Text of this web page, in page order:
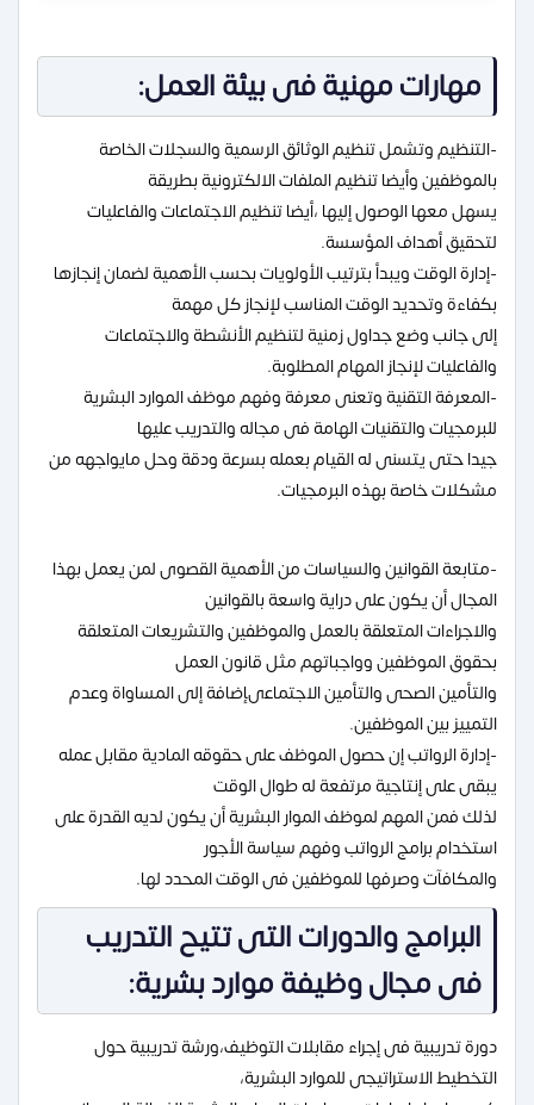
مهارات مهنية فى بيئة العمل:
-التنظيم وتشمل تنظيم الوثائق الرسمية والسجلات الخاصة
بالموظفين وأيضا تنظيم الملفات الالكترونية بطريقة
يسهل معها الوصول إليها ،أيضا تنظيم الاجتماعات والفاعليات
لتحقيق أهداف المؤسسة.
-إدارة الوقت ويبدأ بترتيب الأولويات بحسب الأهمية لضمان إنجازها
بكفاءة وتحديد الوقت المناسب لإنجاز كل مهمة
إلى جانب وضع جداول زمنية لتنظيم الأنشطة والاجتماعات
والفاعليات لإنجاز المهام المطلوبة.
-المعرفة التقنية وتعنى معرفة وفهم موظف الموارد البشرية
للبرمجيات والتقنيات الهامة فى مجاله والتدريب عليها
جيدا حتى يتسنى له القيام بعمله بسرعة ودقة وحل مايواجهه من
مشكلات خاصة بهذه البرمجيات.
-متابعة القوانين والسياسات من الأهمية القصوى لمن يعمل بهذا
المجال أن يكون على دراية واسعة بالقوانين
والاجراءات المتعلقة بالعمل والموظفين والتشريعات المتعلقة
بحقوق الموظفين وواجباتهم مثل قانون العمل
والتأمين الصحى والتأمين الاجتماعىإضافة إلى المساواة وعدم
التمييز بين الموظفين.
-إدارة الرواتب إن حصول الموظف على حقوقه المادية مقابل عمله
يبقى على إنتاجية مرتفعة له طوال الوقت
لذلك فمن المهم لموظف الموار البشرية أن يكون لديه القدرة على
استخدام برامج الرواتب وفهم سياسة الأجور
والمكافآت وصرفها للموظفين فى الوقت المحدد لها.
البرامج والدورات التى تتيح التدريب
فى مجال وظيفة موارد بشرية:
دورة تدريبية فى إجراء مقابلات التوظيف،ورشة تدريبية حول
التخطيط الاستراتيجى للموارد البشرية،